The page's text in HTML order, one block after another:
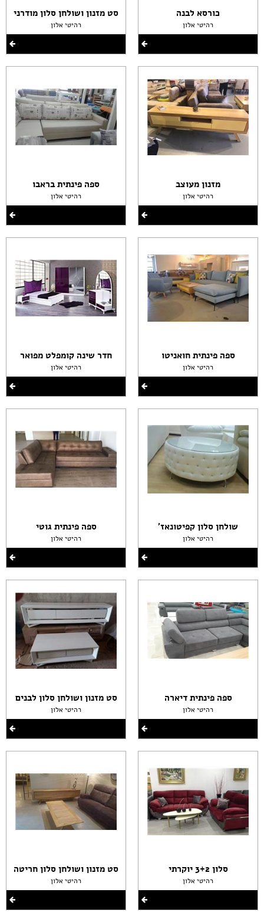
כורסא לבנה
רהיטי אלון
מזנון מעוצב
רהיטי אלון
ספה פינתית חואניטו
רהיטי אלון
שולחן סלון קפיטונאז'
רהיטי אלון
ספה פינתית דיארה
רהיטי אלון
סט מזנון ושולחן סלון מודרני
רהיטי אלון
ספה פינתית בראבו
רהיטי אלון
חדר שינה קומפלט מפואר
רהיטי אלון
ספה פינתית גוטי
רהיטי אלון
סט מזנון ושולחן סלון לבנים
רהיטי אלון
סלון 3+2 יוקרתי
רהיטי אלון
סט מזנון ושולחן סלון חריטה
רהיטי אלון